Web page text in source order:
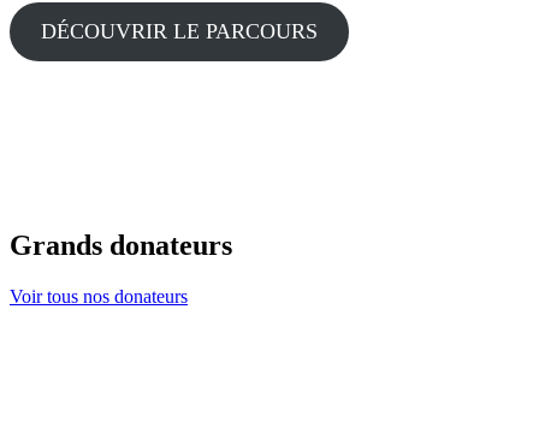
DÉCOUVRIR LE PARCOURS
Grands donateurs
Voir tous nos donateurs